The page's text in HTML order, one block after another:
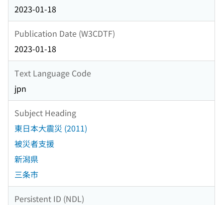
2023-01-18
Publication Date (W3CDTF)
2023-01-18
Text Language Code
jpn
Subject Heading
東日本大震災 (2011)
被災者支援
新潟県
三条市
Persistent ID (NDL)